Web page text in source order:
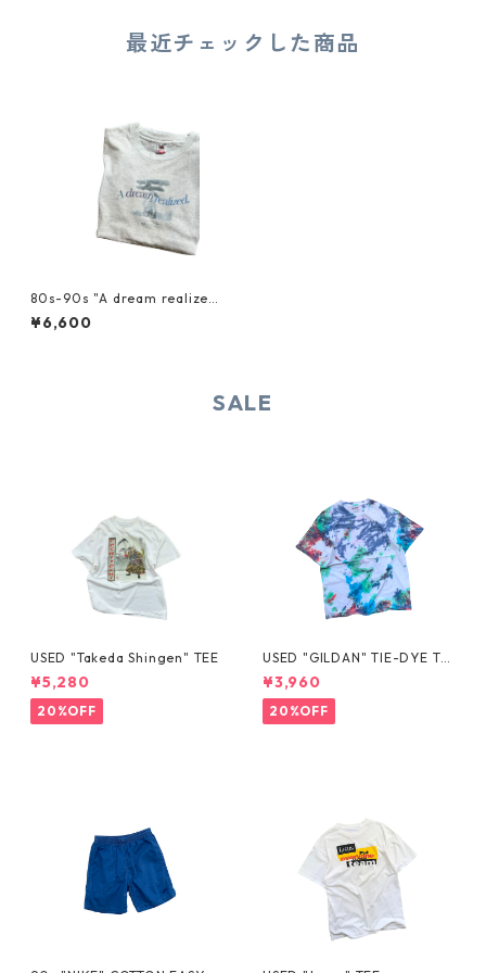
最近チェックした商品
80s-90s "A dream realized"
TEE
¥6,600
SALE
USED "Takeda Shingen" TEE
¥5,280
20%OFF
USED "GILDAN" TIE-DYE TE
E
¥3,960
20%OFF